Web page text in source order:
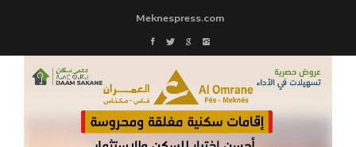
Meknespress.com